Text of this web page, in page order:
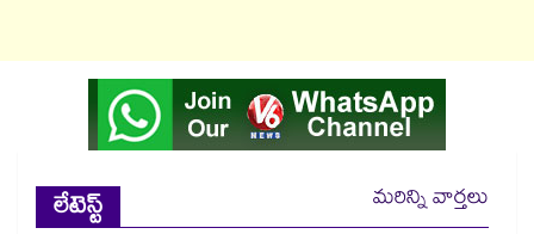
లేటెస్ట్
మరిన్ని వార్తలు